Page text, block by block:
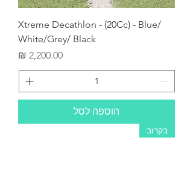
Xtreme Decathlon - (20Cc) - Blue/
White/Grey/ Black
מחיר
הוספה לסל
בקרוב